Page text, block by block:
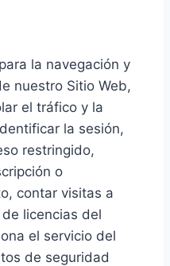
la navegación y
nuestro Sitio Web,
el tráfico y la
la sesión,
restringido,
o
contar visitas a
licencias del
el servicio del
de seguridad